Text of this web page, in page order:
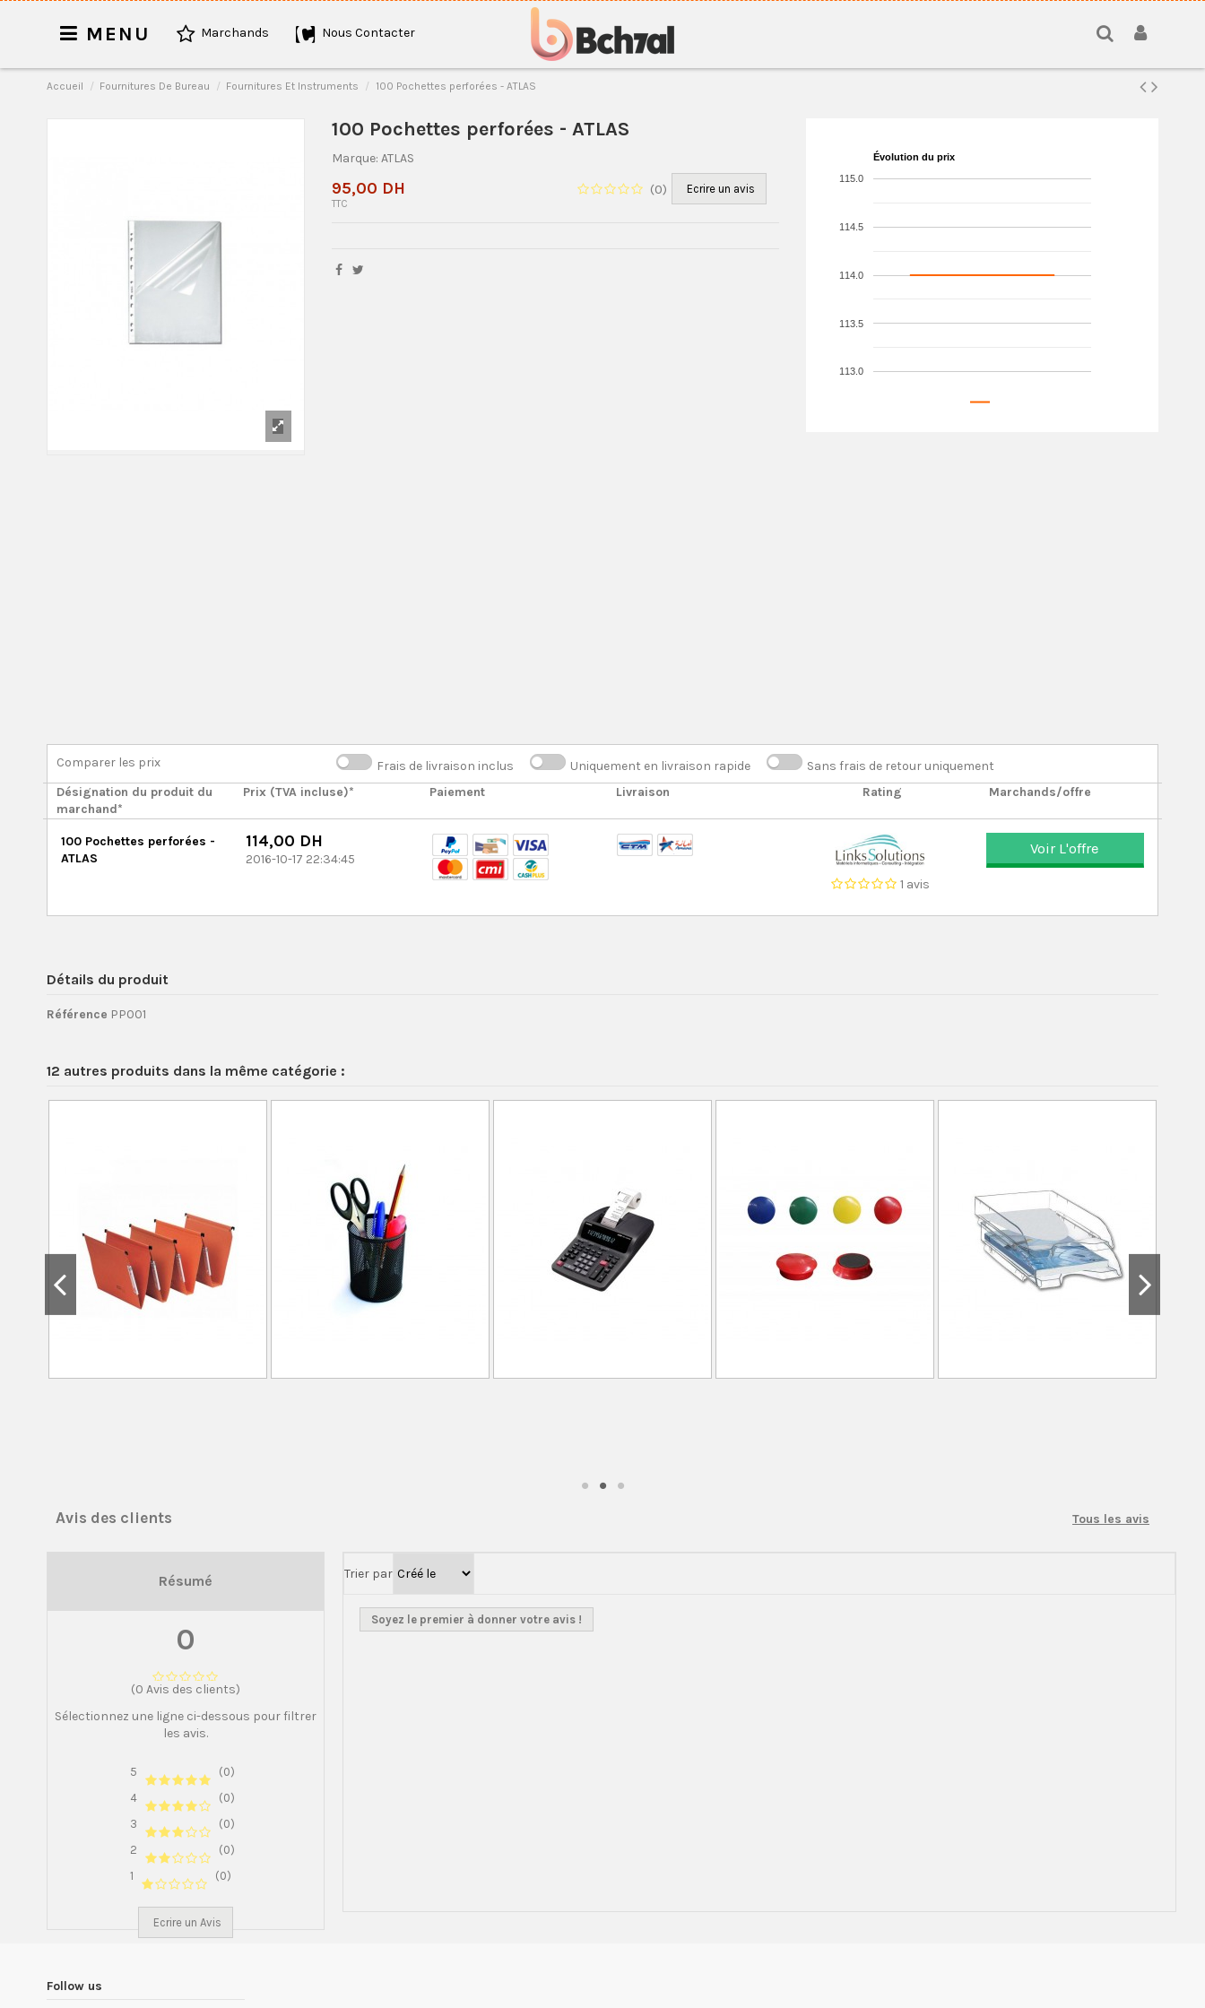
MENU Marchands Nous Contacter
Accueil Fournitures De Bureau Fournitures Et Instruments 100 Pochettes perforées - ATLAS
100 Pochettes perforées - ATLAS
Marque: ATLAS
(0) Ecrire un avis
95,00 DH
TTC
Évolution du prix
113.0
113.5
114.0
114.5
115.0
Comparer les prix Frais de livraison inclus Uniquement en livraison rapide
Sans frais de retour uniquement
Désignation du produit du
marchand*
Prix (TVA incluse)* Paiement Livraison Rating Marchands/offre
100 Pochettes perforées -
ATLAS
114,00 DH
2016-10-17 22:34:45
1 avis
Voir L'offre
Détails du produit
Référence PP001
12 autres produits dans la même catégorie :
Avis des clients Tous les avis
Résumé
0
(0 Avis des clients)
Sélectionnez une ligne ci-dessous pour filtrer
les avis.
5
(0)
4
(0)
3
(0)
2
(0)
1
(0)
Ecrire un Avis
Trier par
Soyez le premier à donner votre avis !
Follow us